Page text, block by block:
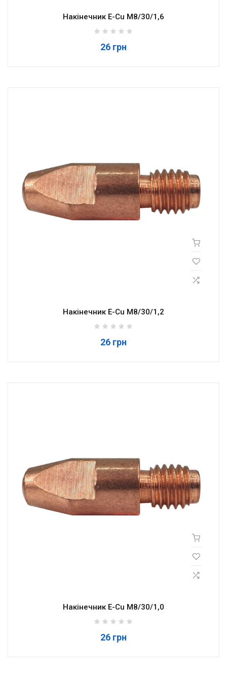
Накінечник E-Cu M8/30/1,6
26 грн
Накінечник E-Cu M8/30/1,2
26 грн
Накінечник E-Cu M8/30/1,0
26 грн